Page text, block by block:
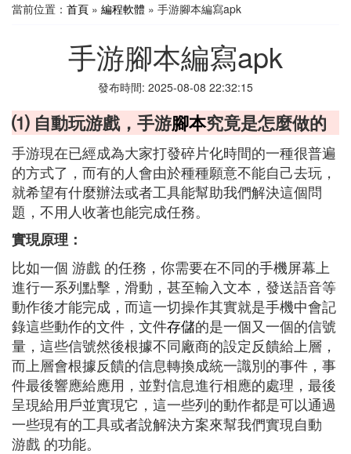
當前位置： 首頁 » 編程軟體 » 手游腳本編寫apk
手游腳本編寫apk
發布時間: 2025-08-08 22:32:15
⑴ 自動玩游戲，手游腳本究竟是怎麼做的
手游現在已經成為大家打發碎片化時間的一種很普遍
的方式了，而有的人會由於種種願意不能自己去玩，
就希望有什麼辦法或者工具能幫助我們解決這個問
題，不用人收著也能完成任務。
實現原理：
比如一個 游戲 的任務，你需要在不同的手機屏幕上
進行一系列點擊，滑動，甚至輸入文本，發送語音等
動作後才能完成，而這一切操作其實就是手機中會記
錄這些動作的文件，文件存儲的是一個又一個的信號
量，這些信號然後根據不同廠商的設定反饋給上層，
而上層會根據反饋的信息轉換成統一識別的事件，事
件最後響應給應用，並對信息進行相應的處理，最後
呈現給用戶並實現它，這一些列的動作都是可以通過
一些現有的工具或者說解決方案來幫我們實現自動
游戲 的功能。